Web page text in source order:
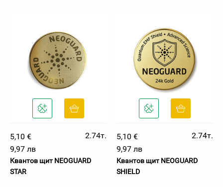
5,10 €
2.74т.
9,97 лв
Квантов щит NEOGUARD
STAR
5,10 €
2.74т.
9,97 лв
Квантов щит NEOGUARD
SHIELD